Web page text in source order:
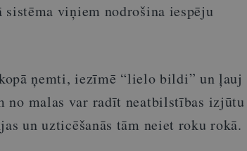
viņiem nodrošina iespēju
ņemti, iezīmē “lielo bildi” un ļauj
no malas var radīt neatbilstības izjūtu
un uzticēšanās tām neiet roku rokā.